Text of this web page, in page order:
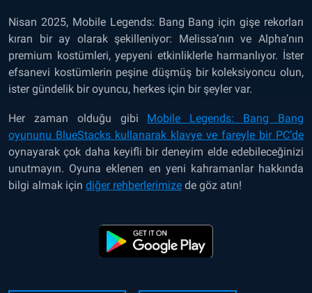
Nisan 2025, Mobile Legends: Bang Bang için gişe rekorları
kıran bir ay olarak şekilleniyor: Melissa’nın ve Alpha’nın
premium kostümleri, yepyeni etkinliklerle harmanlıyor. İster
efsanevi kostümlerin peşine düşmüş bir koleksiyoncu olun,
ister gündelik bir oyuncu, herkes için bir şeyler var.
Her zaman olduğu gibi Mobile Legends: Bang Bang
oyununu BlueStacks kullanarak klavye ve fareyle bir PC’de
oynayarak çok daha keyifli bir deneyim elde edebileceğinizi
unutmayın. Oyuna eklenen en yeni kahramanlar hakkında
bilgi almak için diğer rehberlerimize de göz atın!